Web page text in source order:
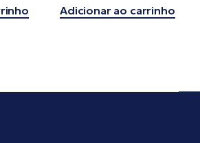
Adicionar ao carrinho